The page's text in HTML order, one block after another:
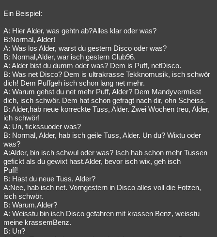
Übersichten
Besucht Teilgenommen Alle Neue Geschlossen
Lesenswert Schlüsselwörter
Ein Beispiel:
A: Hier Alder, was gehtn ab?Alles klar oder was?
B:Normal, Alder!
A: Was los Alder, warst du gestern Disco oder was?
B: Normal,Alder, war isch gestern Club96.
A: Alder bist du dumm oder was? Dem is Puff, netDisco.
B: Was net Disco? Dem is ultrakrasse Tekknomusik, isch schwör
dich! Dem Puffgeh isch schon lang net mehr.
A: Warum gehst du net mehr Puff, Alder? Dem Mandyvermisst
dich, isch schwör. Dem hat schon gefragt nach dir, ohn Scheiss.
B: Alder,hab neue korreckte Tuss, Alder. Zwei Wochen treu, Alder,
ich schwör!
A: Un, fickssuoder was?
B: Normal, Alder, hab isch geile Tuss, Alder. Un du? Wixtu oder
was?
A:Alder, bin isch schwul oder was? Isch hab schon mehr Tussen
gefickt als du gewixt hast.Alder, bevor isch wix, geh isch
Puff!
B: Hast du neue Tuss, Alder?
A:Nee, hab isch net. Vorngestern in Disco alles voll die Fotzen,
isch schwör.
B: Warum,Alder?
A: Weisstu bin isch Disco gefahren mit krassen Benz, weisstu
meine krassemBenz.
B: Un?